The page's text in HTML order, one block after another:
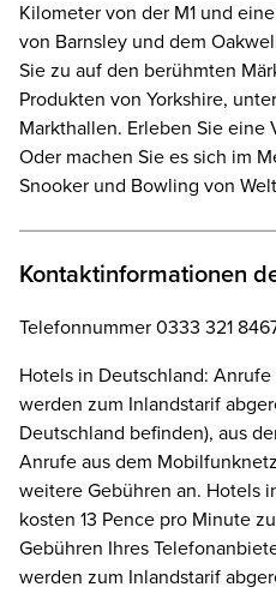
Kilometer von der M1 und
von Barnsley und dem
Sie zu auf den berühmten
Produkten von Yorkshire,
Markthallen. Erleben Sie eine
Oder machen Sie es sich im
Snooker und Bowling von
Kontaktinformationen
Telefonnummer 0333 321
Hotels in Deutschland:
werden zum Inlandstarif
Deutschland befinden), aus
Anrufe aus dem
weitere Gebühren an. Hotels
kosten 13 Pence pro Minute
Gebühren Ihres
werden zum Inlandstarif